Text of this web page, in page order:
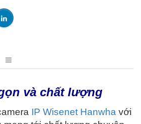
và chất lượng
IP Wisenet Hanwha với